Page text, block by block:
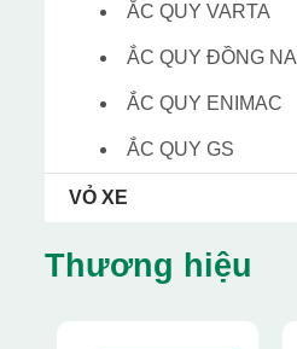
ẮC QUY VARTA
ẮC QUY ĐỒNG NAI
ẮC QUY ENIMAC
ẮC QUY GS
VỎ XE
Thương hiệu